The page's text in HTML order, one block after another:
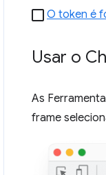
O token é
Usar o
As
frame